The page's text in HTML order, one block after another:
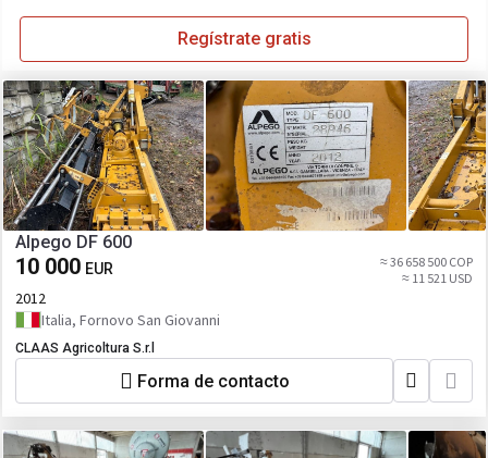
Regístrate gratis
Alpego DF 600
10 000 EUR
≈ 36 658 500 COP
≈ 11 521 USD
2012
Italia, Fornovo San Giovanni
CLAAS Agricoltura S.r.l
Forma de contacto